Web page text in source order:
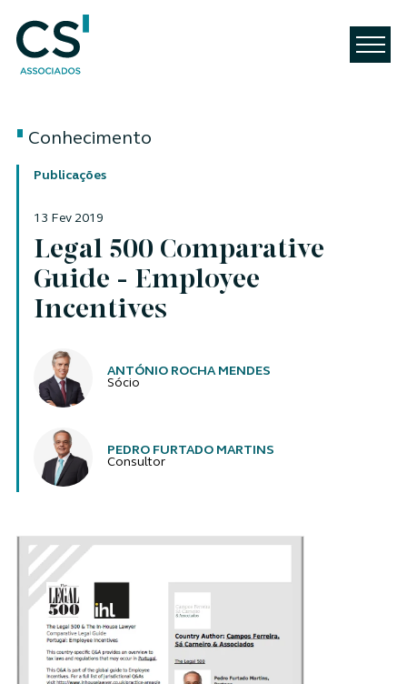
Conhecimento
Publicações
13 Fev 2019
Legal 500 Comparative
Guide - Employee
Incentives
Autores
ANTÓNIO ROCHA MENDES
Sócio
PEDRO FURTADO MARTINS
Consultor